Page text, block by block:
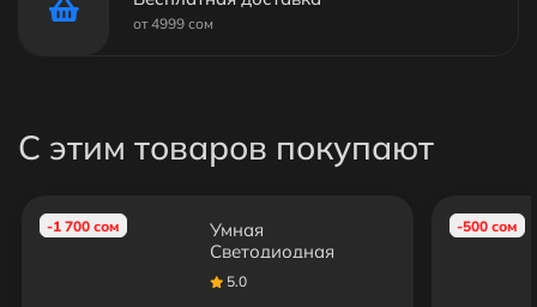
от 4999 сом
С этим товаров покупают
-1 700 сом
Умная
Светодиодная
Лампа BobbyStudio ​
с пультом LT-E27
5.0
-500 сом